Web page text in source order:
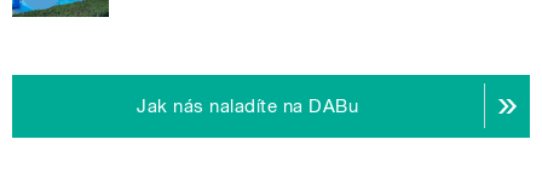
Jak nás naladíte na DABu